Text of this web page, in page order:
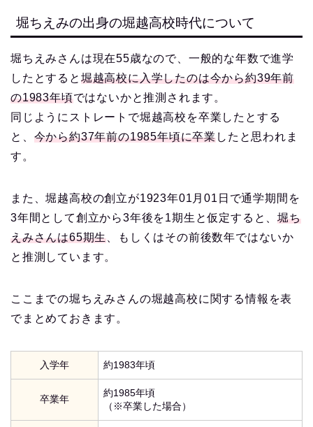
堀ちえみの出身の堀越高校時代について
堀ちえみさんは現在55歳なので、一般的な年数で進学
したとすると 堀越高校に入学したのは今から約39年前
の1983年頃ではないかと推測されます。
同じようにストレートで堀越高校を卒業したとする
と、 今から約37年前の1985年頃に卒業したと思われま
す。
また、堀越高校の創立が1923年01月01日で通学期間を
3年間として創立から3年後を1期生と仮定すると、堀ち
えみさんは65期生 、もしくはその前後数年ではないか
と推測しています。
ここまでの堀ちえみさんの堀越高校に関する情報を表
でまとめておきます。
入学年 約1983年頃
卒業年
約1985年頃
（※卒業した場合）